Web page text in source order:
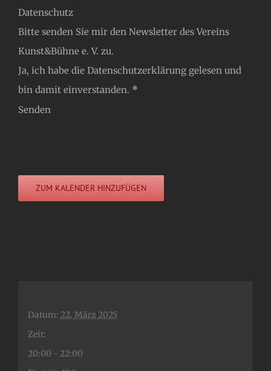
Datenschutz
Bitte senden Sie mir den Newsletter des Vereins
Kunst&Bühne e. V. zu.
Ja, ich habe die Datenschutzerklärung gelesen und
bin damit einverstanden. *
Senden
ZUM KALENDER HINZUFÜGEN
Datum: 22. März 2025
Zeit:
20:00 - 22:00